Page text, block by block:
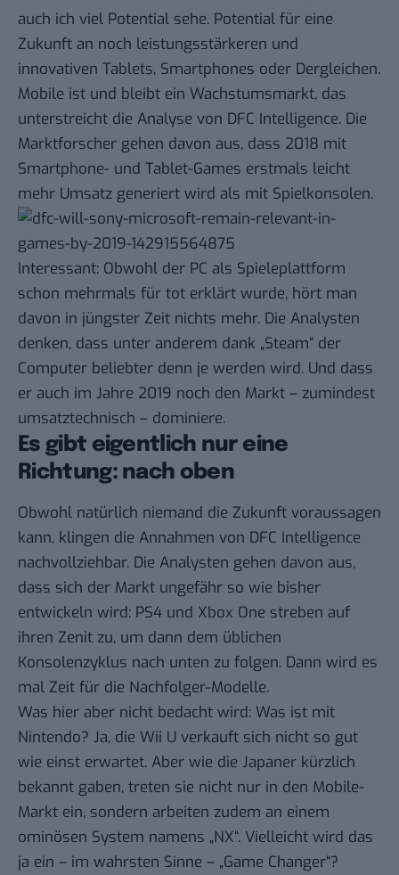
auch ich viel Potential sehe. Potential für eine
Zukunft an noch leistungsstärkeren und
innovativen Tablets, Smartphones oder Dergleichen.
Mobile ist und bleibt ein Wachstumsmarkt, das
unterstreicht die Analyse von DFC Intelligence. Die
Marktforscher gehen davon aus, dass 2018 mit
Smartphone- und Tablet-Games erstmals leicht
mehr Umsatz generiert wird als mit Spielkonsolen.
Interessant: Obwohl der PC als Spieleplattform
schon mehrmals für tot erklärt wurde, hört man
davon in jüngster Zeit nichts mehr. Die Analysten
denken, dass unter anderem dank „Steam“ der
Computer beliebter denn je werden wird. Und dass
er auch im Jahre 2019 noch den Markt – zumindest
umsatztechnisch – dominiere.
Es gibt eigentlich nur eine
Richtung: nach oben
Obwohl natürlich niemand die Zukunft voraussagen
kann, klingen die Annahmen von DFC Intelligence
nachvollziehbar. Die Analysten gehen davon aus,
dass sich der Markt ungefähr so wie bisher
entwickeln wird: PS4 und Xbox One streben auf
ihren Zenit zu, um dann dem üblichen
Konsolenzyklus nach unten zu folgen. Dann wird es
mal Zeit für die Nachfolger-Modelle.
Was hier aber nicht bedacht wird: Was ist mit
Nintendo? Ja, die Wii U verkauft sich nicht so gut
wie einst erwartet. Aber wie die Japaner kürzlich
bekannt gaben, treten sie nicht nur in den Mobile-
Markt ein, sondern arbeiten zudem an einem
ominösen System namens „NX“. Vielleicht wird das
ja ein – im wahrsten Sinne – „Game Changer“?